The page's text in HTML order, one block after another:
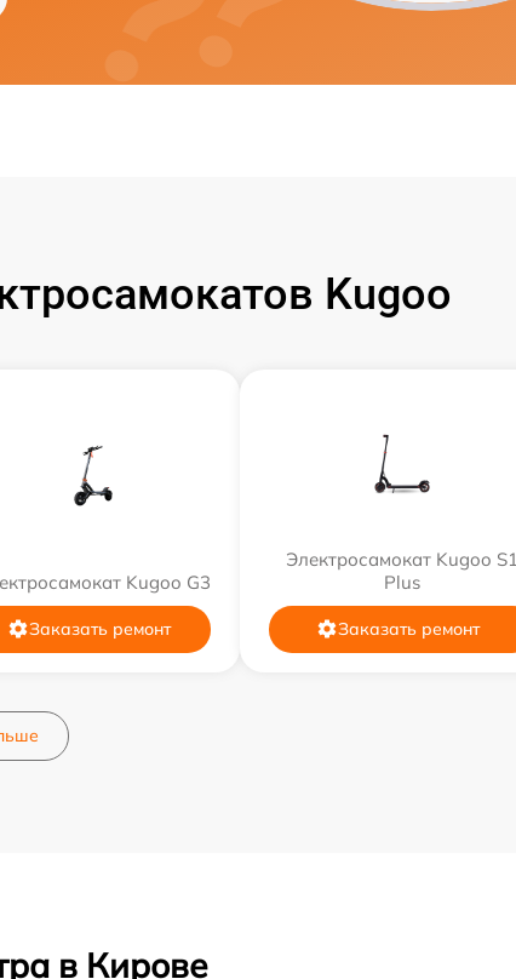
Kugoo
Kugoo G3
Заказать ремонт
Электросамокат Kugoo S1
Plus
Заказать ремонт
в Кирове